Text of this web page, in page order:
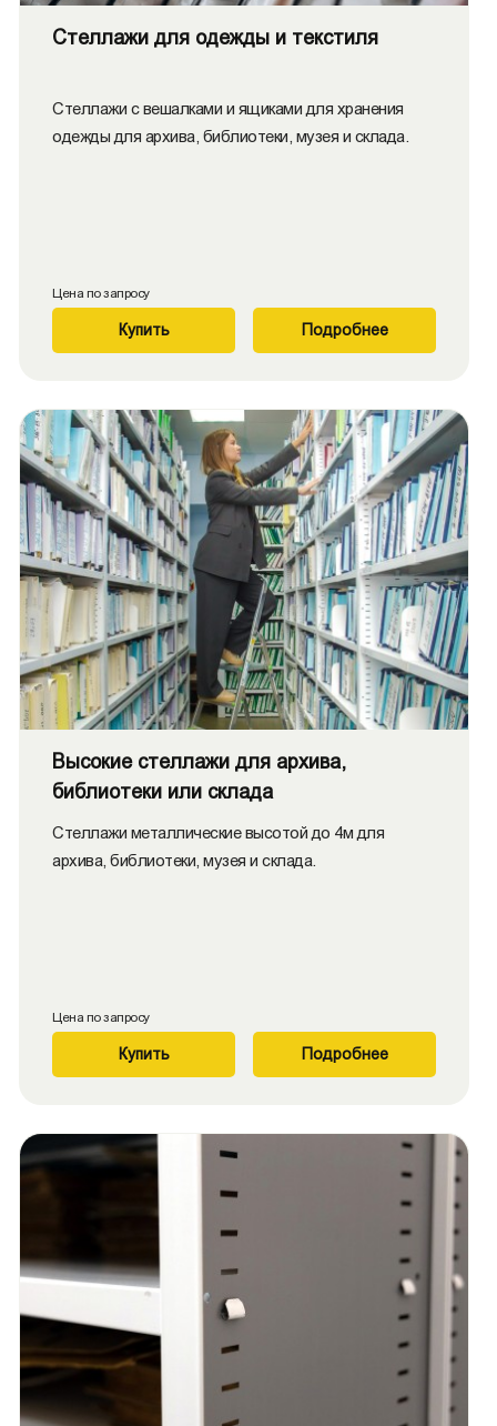
Стеллажи для одежды и текстиля
Стеллажи с вешалками и ящиками для хранения
одежды для архива, библиотеки, музея и склада.
Цена по запросу
Купить Подробнее
Высокие стеллажи для архива,
библиотеки или склада
Стеллажи металлические высотой до 4м для
архива, библиотеки, музея и склада.
Цена по запросу
Купить Подробнее